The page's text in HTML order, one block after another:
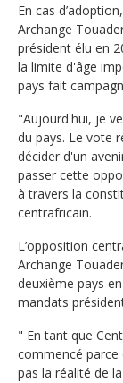
En cas
Archange
président élu en
la limite d'âge
pays fait
"Aujourd'hui, je
du pays. Le vote
décider d'un
passer cette
à travers la
centrafricain.
L’opposition
Archange
deuxième pays
mandats
" En tant que
commencé
pas la réalité de